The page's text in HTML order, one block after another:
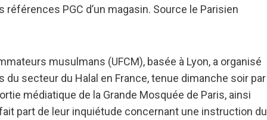
PGC d’un magasin. Source le Parisien
musulmans (UFCM), basée à Lyon, a organisé
secteur du Halal en France, tenue dimanche soir par
médiatique de la Grande Mosquée de Paris, ainsi
part de leur inquiétude concernant une instruction du